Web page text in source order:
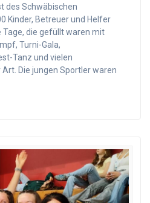
des Schwäbischen
Kinder, Betreuer und Helfer
Tage, die gefüllt waren mit
Turni-Gala,
Tanz und vielen
Die jungen Sportler waren